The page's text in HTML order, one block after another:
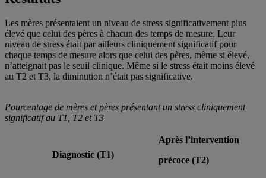
Les mères présentaient un niveau de stress significativement plus
élevé que celui des pères à chacun des temps de mesure. Leur
niveau de stress était par ailleurs cliniquement significatif pour
chaque temps de mesure alors que celui des pères, même si élevé,
n’atteignait pas le seuil clinique. Même si le stress était moins élevé
au T2 et T3, la diminution n’était pas significative.
Pourcentage de mères et pères présentant un stress cliniquement
significatif au T1, T2 et T3
Diagnostic (T1)
Après l’intervention
précoce (T2)